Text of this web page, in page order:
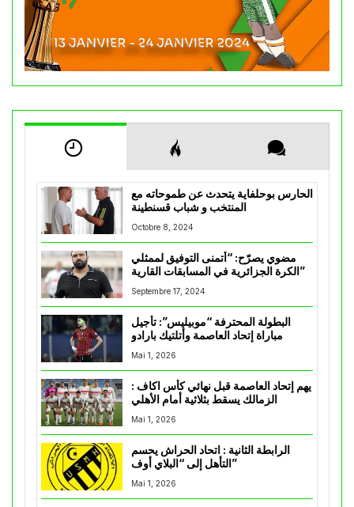
الحارس بوحلفاية يتحدث عن طموحاته مع
المنتخب و شباب قسنطينة
Octobre 8, 2024
مضوي يصرّح: “أتمنى التوفيق لممثلي
الكرة الجزائرية في المسابقات القارية”
Septembre 17, 2024
البطولة المحترفة “موبيليس”: تأجيل
مباراة إتحاد العاصمة وأتلتيك بارادو
Mai 1, 2026
يهم إتحاد العاصمة قبل نهائي كأس اكاف :
Mai 1, 2026
الرابطة الثانية : اتحاد الحراش يحسم
التأهل إلى “البلاي أوف”
Mai 1, 2026